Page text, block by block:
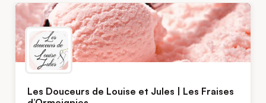
Les Douceurs de Louise et Jules | Les Fraises